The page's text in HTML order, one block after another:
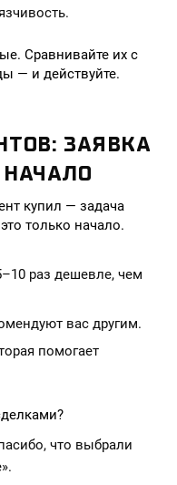
Сравнивайте их с
— и действуйте.
ЗАЯВКА
купил — задача
только начало.
раз дешевле, чем
вас другим.
помогает
что выбрали